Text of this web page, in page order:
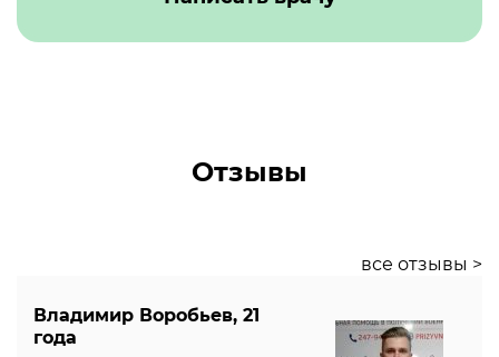
Отзывы
все отзывы >
Владимир Воробьев, 21
года